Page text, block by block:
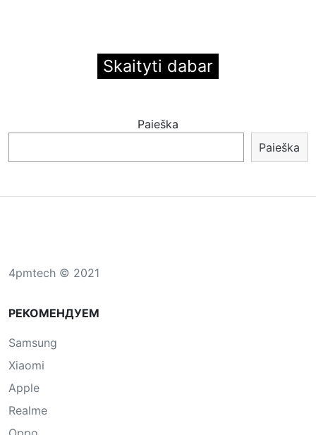
Skaityti dabar
Paieška
Paieška
4pmtech © 2021
РЕКОМЕНДУЕМ
Samsung
Xiaomi
Apple
Realme